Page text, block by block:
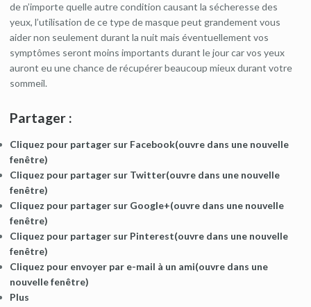
de n’importe quelle autre condition causant la sécheresse des
yeux, l’utilisation de ce type de masque peut grandement vous
aider non seulement durant la nuit mais éventuellement vos
symptômes seront moins importants durant le jour car vos yeux
auront eu une chance de récupérer beaucoup mieux durant votre
sommeil.
Partager :
Cliquez pour partager sur Facebook(ouvre dans une nouvelle
fenêtre)
Cliquez pour partager sur Twitter(ouvre dans une nouvelle
fenêtre)
Cliquez pour partager sur Google+(ouvre dans une nouvelle
fenêtre)
Cliquez pour partager sur Pinterest(ouvre dans une nouvelle
fenêtre)
Cliquez pour envoyer par e-mail à un ami(ouvre dans une
nouvelle fenêtre)
Plus